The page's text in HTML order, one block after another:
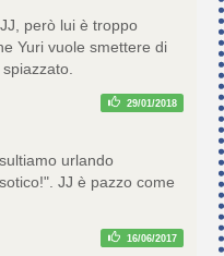
però lui è troppo
Yuri vuole smettere di
29/01/2018
urlando
JJ è pazzo come
16/06/2017